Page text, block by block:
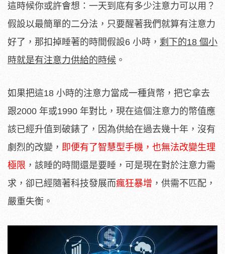
這時候你或許會想：一天到底有多少注意力可以用？
假設以最簡單的二分法，只要醒著我們就算有注意力
好了，那扣掉睡著的時間假設6 小時， 剩下的18 個小
時就是有注意力供給的時候 。
如果把這18 小時的注意力當成一種貨幣，把它拿去
跟2000 年或1990 年對比，現在這個注意力的幣值應
該已經升值到破錶了，因為供給在過去幾十年，沒有
劇烈的改變， 即便有了智慧型手機，也無法改變生理
極限 ，該睡的時間還是要睡，可是現在對於注意力需
求，卻已經隨著科技發展而瘋狂暴增 ，供需不匹配，
嚴重失衡。